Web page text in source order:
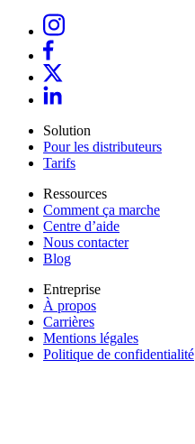
Solution
Pour les distributeurs
Tarifs
Ressources
Comment ça marche
Centre d’aide
Nous contacter
Blog
Entreprise
À propos
Carrières
Mentions légales
Politique de confidentialité